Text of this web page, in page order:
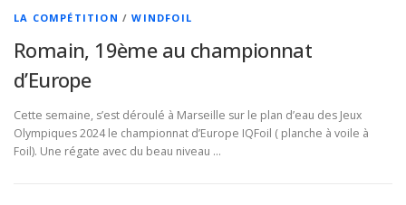
LA COMPÉTITION /WINDFOIL
Romain, 19ème au championnat
d’Europe
Cette semaine, s’est déroulé à Marseille sur le plan d’eau des Jeux
Olympiques 2024 le championnat d’Europe IQFoil ( planche à voile à
Foil). Une régate avec du beau niveau …